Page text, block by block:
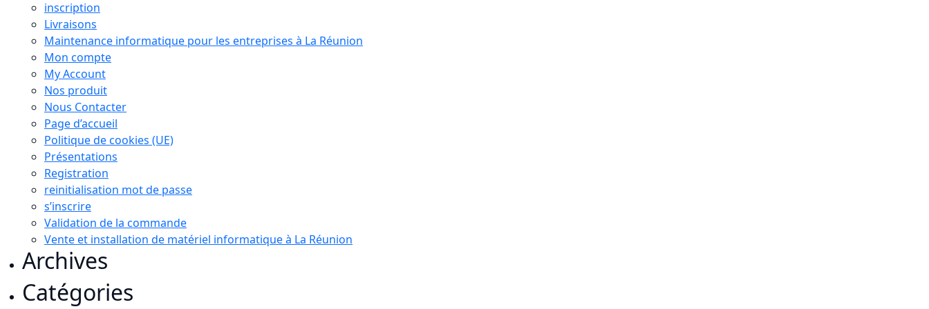
inscription
Livraisons
Maintenance informatique pour les entreprises à La Réunion
Mon compte
My Account
Nos produit
Nous Contacter
Page d’accueil
Politique de cookies (UE)
Présentations
Registration
reinitialisation mot de passe
s’inscrire
Validation de la commande
Vente et installation de matériel informatique à La Réunion
Archives
Catégories